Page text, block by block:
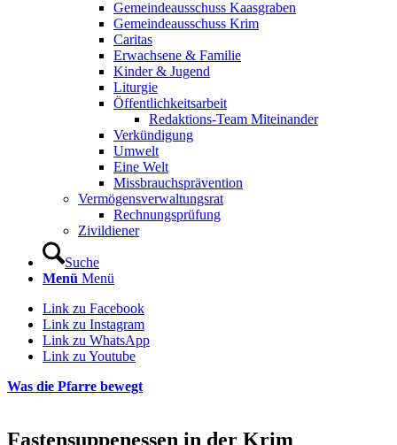
Gemeindeausschuss Kaasgraben
Gemeindeausschuss Krim
Caritas
Erwachsene & Familie
Kinder & Jugend
Liturgie
Öffentlichkeitsarbeit
Redaktions-Team Miteinander
Verkündigung
Umwelt
Eine Welt
Missbrauchsprävention
Vermögensverwaltungsrat
Rechnungsprüfung
Zivildiener
Suche
Menü Menü
Link zu Facebook
Link zu Instagram
Link zu WhatsApp
Link zu Youtube
Was die Pfarre bewegt
Fastensuppenessen in der Krim